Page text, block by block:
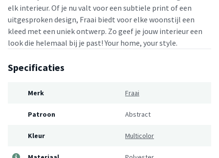
elk interieur. Of je nu valt voor een subtiele print of een
uitgesproken design, Fraai biedt voor elke woonstijl een
kleed met een uniek ontwerp. Zo geef je jouw interieur een
look die helemaal bij je past! Your home, your style.
Specificaties
Merk Fraai
Patroon Abstract
Kleur Multicolor